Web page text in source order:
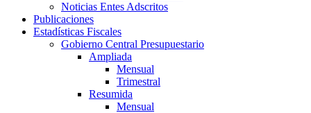
Noticias Entes Adscritos
Publicaciones
Estadísticas Fiscales
Gobierno Central Presupuestario
Ampliada
Mensual
Trimestral
Resumida
Mensual